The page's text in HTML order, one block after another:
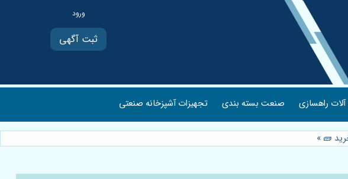
ثبت آگهی
راهسازی صنعت بسته بندی تجهیزات آشپزخانه صنعتی
🧱
»